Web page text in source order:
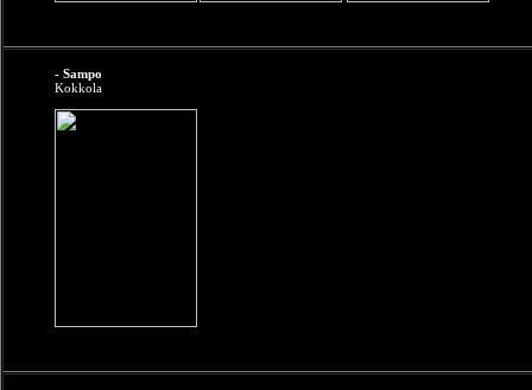
- Sampo
Kokkola